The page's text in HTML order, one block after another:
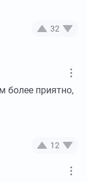
32
более приятно,
12